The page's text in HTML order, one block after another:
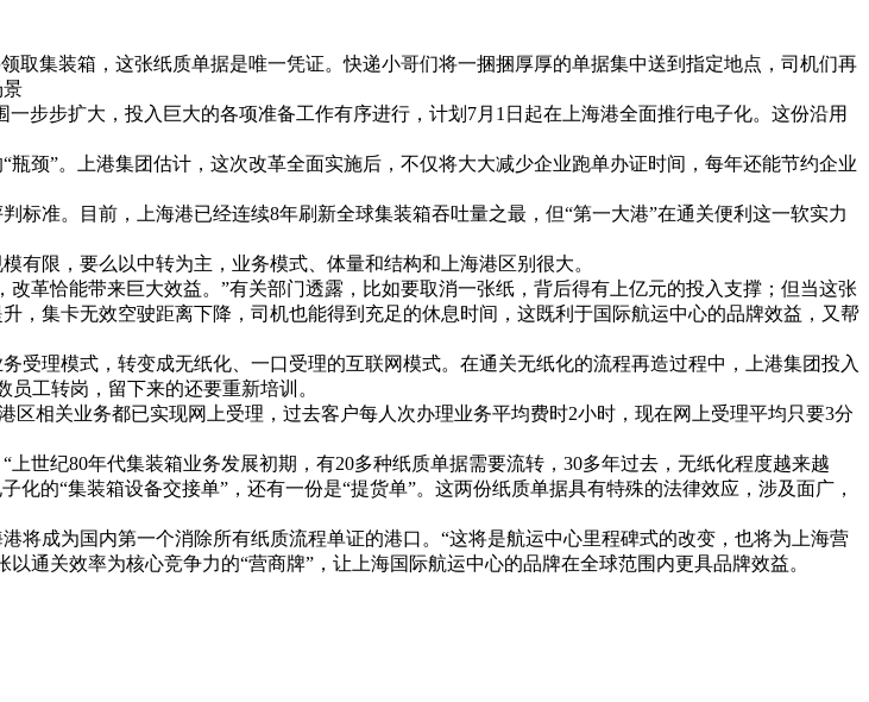
取集装箱，这张纸质单据是唯一凭证。快递小哥们将一捆捆厚厚的单据集中送到指定地点，司机们再
景
步步扩大，投入巨大的各项准备工作有序进行，计划7月1日起在上海港全面推行电子化。这份沿用
颈”。上港集团估计，这次改革全面实施后，不仅将大大减少企业跑单办证时间，每年还能节约企业
准。目前，上海港已经连续8年刷新全球集装箱吞吐量之最，但“第一大港”在通关便利这一软实力
限，要么以中转为主，业务模式、体量和结构和上海港区别很大。
革恰能带来巨大效益。”有关部门透露，比如要取消一张纸，背后得有上亿元的投入支撑；但当这张
，集卡无效空驶距离下降，司机也能得到充足的休息时间，这既利于国际航运中心的品牌效益，又帮
理模式，转变成无纸化、一口受理的互联网模式。在通关无纸化的流程再造过程中，上港集团投入
工转岗，留下来的还要重新培训。
相关业务都已实现网上受理，过去客户每人次办理业务平均费时2小时，现在网上受理平均只要3分
世纪80年代集装箱业务发展初期，有20多种纸质单据需要流转，30多年过去，无纸化程度越来越
的“集装箱设备交接单”，还有一份是“提货单”。这两份纸质单据具有特殊的法律效应，涉及面广，
将成为国内第一个消除所有纸质流程单证的港口。“这将是航运中心里程碑式的改变，也将为上海营
通关效率为核心竞争力的“营商牌”，让上海国际航运中心的品牌在全球范围内更具品牌效益。